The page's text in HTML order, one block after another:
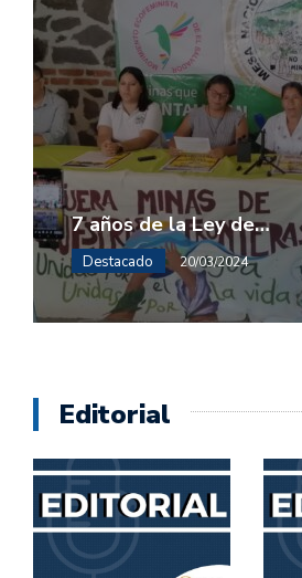
7 años de la Ley de…
Destacado 20/03/2024
Editorial